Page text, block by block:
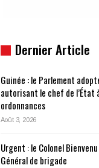
Dernier Article
Guinée : le Parlement
autorisant le chef de
ordonnances
Août 3, 2026
Urgent : le Colonel
Général de brigade